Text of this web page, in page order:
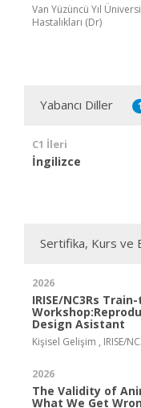
Van Yüzüncü Yıl
Hastalıkları (Dr)
Yabancı Diller 1
C1 İleri
İngilizce
Sertifika, Kurs ve
2026
IRISE/NC3Rs
Design Asistant
Kişisel Gelişim , IRISE/
2026
The Validity of
What We Get